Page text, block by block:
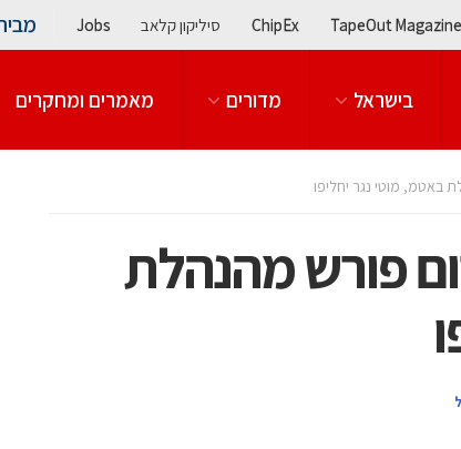
TapeOut Magazine
ChipEx סיליקון קלאב Jobs
בישראל מדורים מאמרים ומחקרים
מרום פורש מהנהלת